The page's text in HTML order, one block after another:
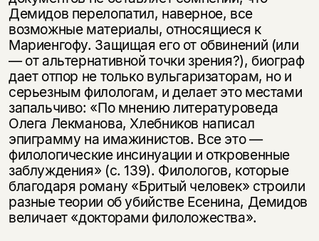
Демидов перелопатил, наверное, все
возможные материалы, относящиеся к
Мариенгофу. Защищая его от обвинений (или
— от альтернативной точки зрения?), биограф
дает отпор не только вульгаризаторам, но и
серьезным филологам, и делает это местами
запальчиво: «По мнению литературоведа
Олега Лекманова, Хлебников написал
эпиграмму на имажинистов. Все это —
филологические инсинуации и откровенные
заблуждения» (с. 139). Филологов, которые
благодаря роману «Бритый человек» строили
разные теории об убийстве Есенина, Демидов
величает «докторами филоложества».